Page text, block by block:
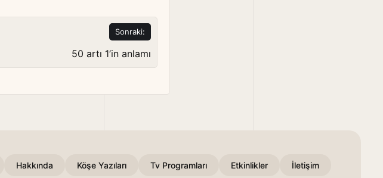
Sonraki:
50 artı 1’in anlamı
Hakkında Köşe Yazıları Tv Programları Etkinlikler İletişim